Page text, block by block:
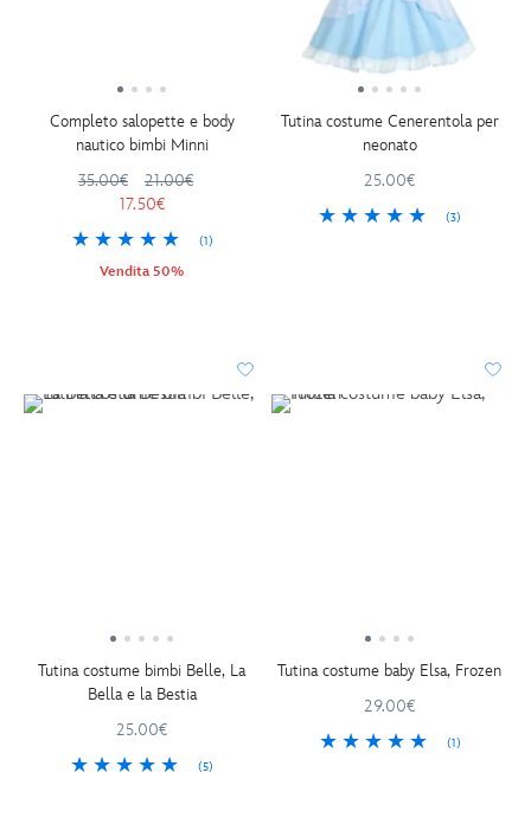
Completo salopette e body
nautico bimbi Minni
35.00€
21.00€
17.50€
(1)
Vendita 50%
Tutina costume Cenerentola per
neonato
25.00€
(3)
Tutina costume bimbi Belle, La
Bella e la Bestia
25.00€
(5)
Tutina costume baby Elsa, Frozen
29.00€
(1)